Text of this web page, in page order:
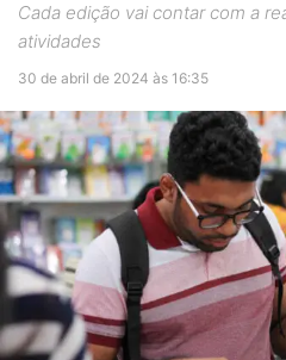
Cada edição vai contar com a
atividades
30 de abril de 2024 às 16:35